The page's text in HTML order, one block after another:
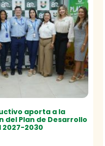
aporta a la
del Plan de Desarrollo
2030